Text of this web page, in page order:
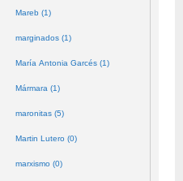
Mareb (1)
marginados (1)
María Antonia Garcés (1)
Mármara (1)
maronitas (5)
Martin Lutero (0)
marxismo (0)